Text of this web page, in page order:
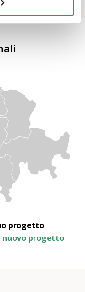
progetto
nuovo progetto